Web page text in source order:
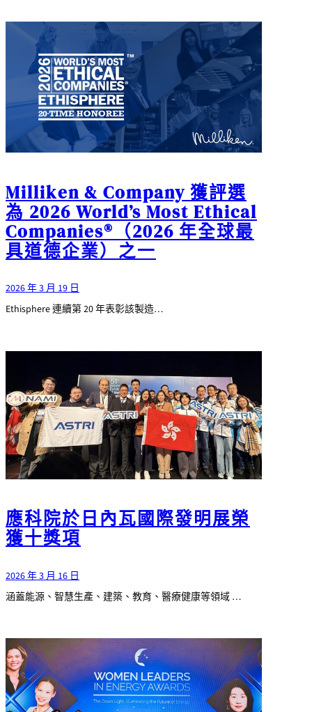
Milliken & Company 獲評選
為 2026 World’s Most Ethical
Companies®（2026 年全球最
具道德企業）之一
2026 年 3 月 19 日
Ethisphere 連續第 20 年表彰該製造…
應科院於日內瓦國際發明展榮
獲十獎項
2026 年 3 月 16 日
涵蓋能源、智慧生產、建築、教育、醫療健康等領域 …